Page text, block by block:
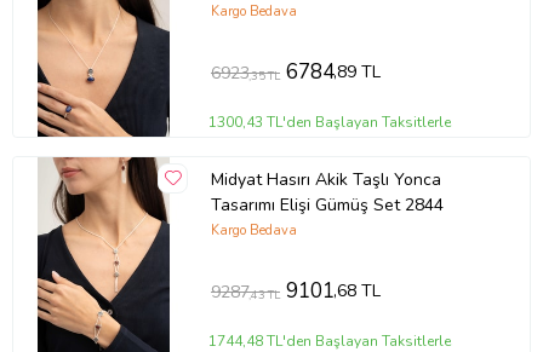
Kargo Bedava
6923,35 TL 6784,89 TL
1300,43 TL'den Başlayan Taksitlerle
Midyat Hasırı Akik Taşlı Yonca
Tasarımı Elişi Gümüş Set 2844
Kargo Bedava
9287,43 TL 9101,68 TL
1744,48 TL'den Başlayan Taksitlerle